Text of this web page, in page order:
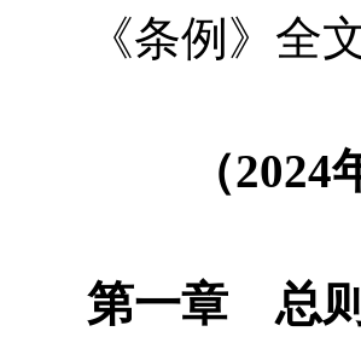
《条例》全
（2024
第一章 总则